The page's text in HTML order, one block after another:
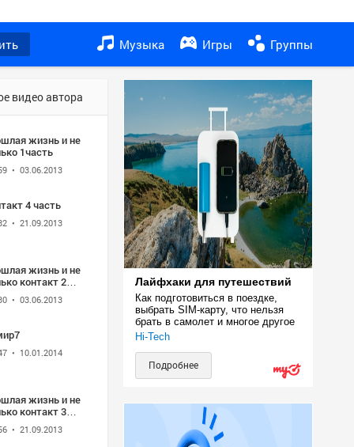
Музыка Игры Группы
видео автора
жизнь и не
1часть
• 03.06.2013
4 часть
• 21.09.2013
жизнь и не
контакт 2
• 03.06.2013
• 10.01.2014
жизнь и не
контакт 3
• 21.09.2013
Лайфхаки для путешествий
Как подготовиться в поездке,
выбрать SIM-карту, что нельзя
брать в самолет и многое другое
Hi-Tech
Подробнее